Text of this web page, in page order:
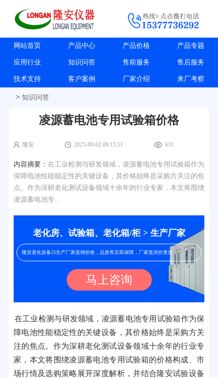
网站首页 产品中心 产品价格 产品专题
应用行业 知识问答 售前服务 售后服务
技术支持 客户案例 厂家介绍 来厂考察
> 知识问答
凌源蓄电池专用试验箱价格
隆安 2025-09-02 09:15:51 631
内容摘要： 在工业检测与研发领域，凌源蓄电池专用试验箱作为
保障电池性能稳定性的关键设备，其价格始终是采购方关注的焦
点。作为深耕老化测试设备领域十余年的行业专家，本文将围绕
凌源蓄电池专...
老化房、试验箱、老化箱/柜 > 生产厂家
隆安老化设备25生产厂家直销价格，品质售后双保障，厂家直供价更优！
马上咨询
在工业检测与研发领域，凌源蓄电池专用试验箱作为保
障电池性能稳定性的关键设备，其价格始终是采购方关
注的焦点。作为深耕老化测试设备领域十余年的行业专
家，本文将围绕凌源蓄电池专用试验箱的价格构成、市
场行情及选购策略展开深度解析，并结合隆安试验设备